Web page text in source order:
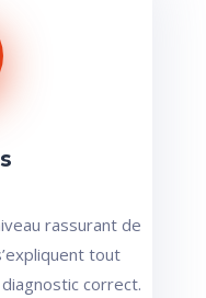
rassurant de
tout
correct.